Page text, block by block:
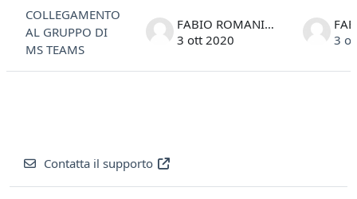
COLLEGAMENTO
AL GRUPPO DI
MS TEAMS
FABIO ROMANINI
3 ott 2020
3
Contatta il supporto